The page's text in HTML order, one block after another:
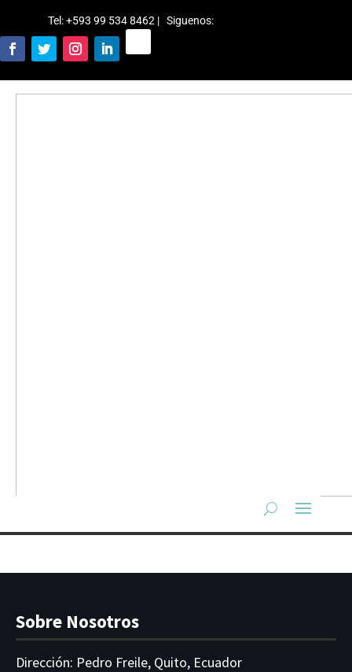
Tel: +593 99 534 8462 | Siguenos:
Sobre Nosotros
Dirección: Pedro Freile, Quito, Ecuador